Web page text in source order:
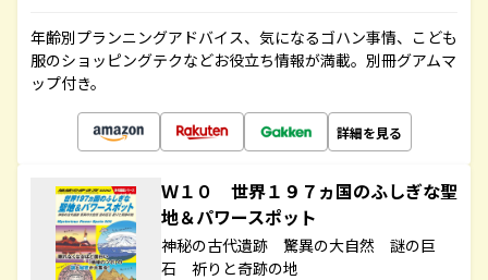
年齢別プランニングアドバイス、気になるゴハン事情、こども
服のショッピングテクなどお役立ち情報が満載。別冊グアムマ
ップ付き。
詳細を見る
Ｗ１０ 世界１９７ヵ国のふしぎな聖
地＆パワースポット
神秘の古代遺跡 驚異の大自然 謎の巨
石 祈りと奇跡の地